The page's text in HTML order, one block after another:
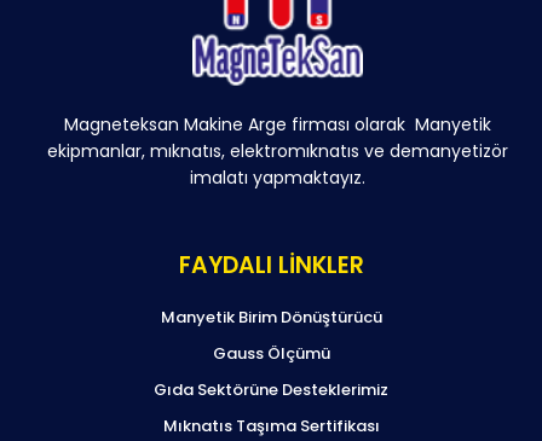
Magneteksan Makine Arge firması olarak Manyetik
ekipmanlar, mıknatıs, elektromıknatıs ve demanyetizör
imalatı yapmaktayız.
FAYDALI LİNKLER
Manyetik Birim Dönüştürücü
Gauss Ölçümü
Gıda Sektörüne Desteklerimiz
Mıknatıs Taşıma Sertifikası